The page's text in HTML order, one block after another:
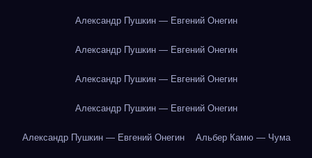
Александр Пушкин — Евгений Онегин
Александр Пушкин — Евгений Онегин
Александр Пушкин — Евгений Онегин
Александр Пушкин — Евгений Онегин
Александр Пушкин — Евгений Онегин Альбер Камю — Чума